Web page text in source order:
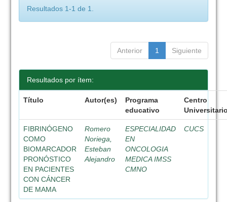
Resultados 1-1 de 1.
Anterior 1 Siguiente
Resultados por ítem:
Título Autor(es)
Programa
educativo
Centro
FIBRINÓGENO
COMO
BIOMARCADOR
PRONÓSTICO
EN PACIENTES
CON CÁNCER
DE MAMA
Romero
Noriega,
Esteban
Alejandro
ESPECIALIDAD
EN
ONCOLOGIA
MEDICA IMSS
CMNO
CUCS